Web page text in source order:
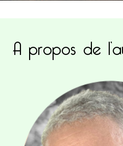
A propos de